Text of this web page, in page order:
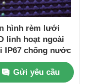
hình rèm lưới
linh hoạt ngoài
IP67 chống nước
đủ màu cho mặt
tòa nhà
Gửi yêu cầu